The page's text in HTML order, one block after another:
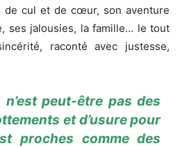
de cul et de cœur, son aventure
ses jalousies, la famille… le tout
raconté avec justesse,
peut-être pas des
et d’usure pour
proches comme des